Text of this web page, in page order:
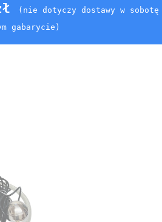
(nie dotyczy dostawy w sobotę
gabarycie)